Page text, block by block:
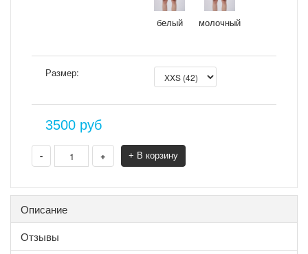
белый молочный
Размер:
3500 руб
- + + В корзину
Описание
Отзывы